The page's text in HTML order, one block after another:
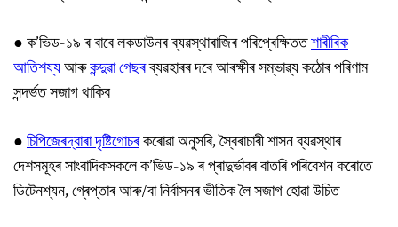
● ক’ভিড-১৯ ৰ বাবে লকডাউনৰ ব্যৱস্থাৰাজিৰ পৰিপ্ৰেক্ষিততশাৰীৰিক
আতিশয্যআৰুকন্দুৱা গেছৰব্যৱহাৰৰ দৰে আৰক্ষীৰ সম্ভাৱ্য কঠোৰ পৰিণাম
সন্দৰ্ভত সজাগ থাকিব
●চিপিজেৰদ্বাৰা দৃষ্টিগোচৰকৰোৱা অনুসৰি, স্বৈৰাচাৰী শাসন ব্যৱস্থাৰ
দেশসমূহৰ সাংবাদিকসকলে ক’ভিড-১৯ ৰ প্ৰাদুৰ্ভাবৰ বাতৰি পৰিবেশন কৰোতে
ডিটেনশ্যন, গ্ৰেপ্তাৰ আৰু/বা নিৰ্বাসনৰ ভীতিক লৈ সজাগ হোৱা উচিত